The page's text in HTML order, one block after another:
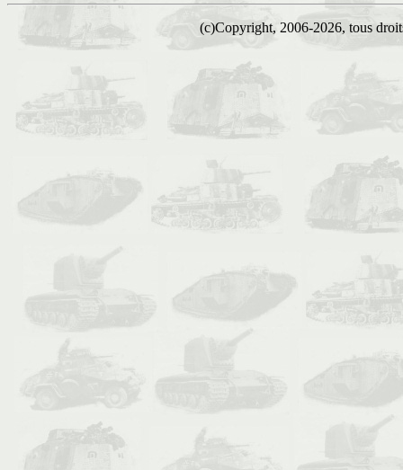
(c)Copyright, 2006-2026, tous